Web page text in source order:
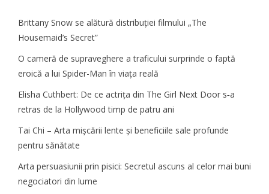
Brittany Snow se alătură distribuției filmului „The
Housemaid’s Secret”
O cameră de supraveghere a traficului surprinde o faptă
eroică a lui Spider-Man în viața reală
Elisha Cuthbert: De ce actrița din The Girl Next Door s‑a
retras de la Hollywood timp de patru ani
Tai Chi – Arta mișcării lente și beneficiile sale profunde
pentru sănătate
Arta persuasiunii prin pisici: Secretul ascuns al celor mai buni
negociatori din lume